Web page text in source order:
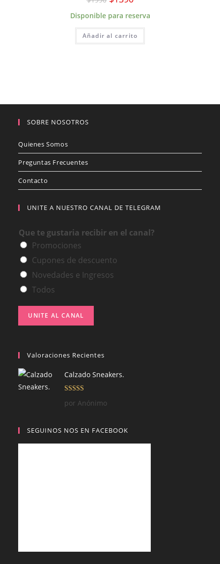
precio
era:
precio
es:
Disponible para reserva
Añadir al carrito
SOBRE NOSOTROS
Quienes Somos
Preguntas Frecuentes
Contacto
UNITE A NUESTRO CANAL DE TELEGRAM
Que te gustaria recibir en el canal?
Promociones
Cupones de descuento
Novedades e Ingresos
Todos
UNITE AL CANAL
Valoraciones Recientes
Calzado Sneakers.
Valorado con
5
por Anónimo
SEGUINOS NOS EN FACEBOOK